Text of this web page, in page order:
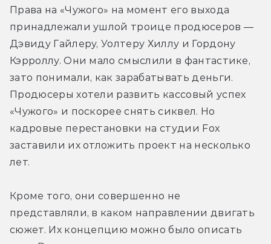
Права на «Чужого» на момент его выхода
принадлежали ушлой троице продюсеров —
Дэвиду Гайлеру, Уолтеру Хиллу и Гордону
Кэрроллу. Они мало смыслили в фантастике,
зато понимали, как зарабатывать деньги.
Продюсеры хотели развить кассовый успех
«Чужого» и поскорее снять сиквел. Но
кадровые перестановки на студии Fox
заставили их отложить проект на несколько
лет.
Кроме того, они совершенно не
представляли, в каком направлении двигать
сюжет. Их концепцию можно было описать